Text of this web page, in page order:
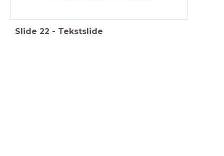
Slide 22 - Tekstslide